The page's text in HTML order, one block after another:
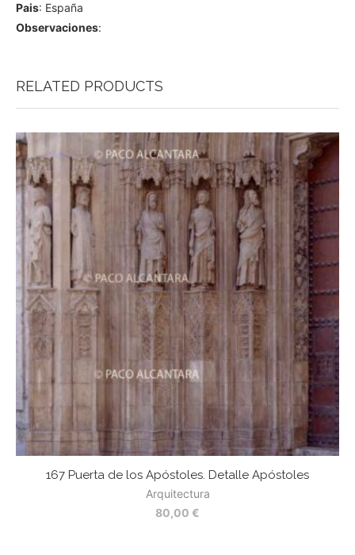
Pais: España
Observaciones:
RELATED PRODUCTS
167 Puerta de los Apóstoles. Detalle Apóstoles
Arquitectura
80,00 €